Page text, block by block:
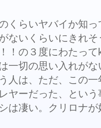
くらいヤバイか知
ないくらいにきれ
！の３度にわたっ
一切の思い入れが
人は、ただ、この
ヤーだった、とい
は凄い。クリロナが